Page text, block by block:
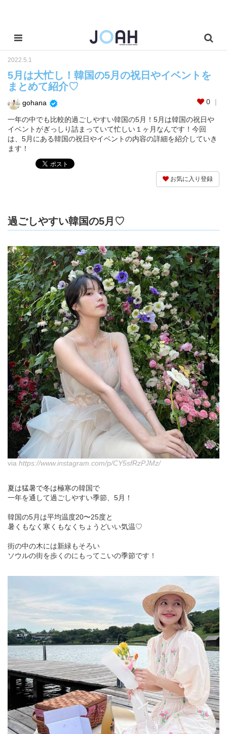
2022.5.1
5月は大忙し！韓国の5月の祝日やイベントを
まとめて紹介♡
gohana 0
一年の中でも比較的過ごしやすい韓国の5月！5月は韓国の祝日や
イベントがぎっしり詰まっていて忙しい１ヶ月なんです！今回
は、5月にある韓国の祝日やイベントの内容の詳細を紹介していき
ます！
お気に入り登録
過ごしやすい韓国の5月♡
via https://www.instagram.com/p/CY5sfRzPJMz/
夏は猛暑で冬は極寒の韓国で
一年を通して過ごしやすい季節、5月！
韓国の5月は平均温度20〜25度と
暑くもなく寒くもなくちょうどいい気温♡
街の中の木には新緑もそろい
ソウルの街を歩くのにもってこいの季節です！